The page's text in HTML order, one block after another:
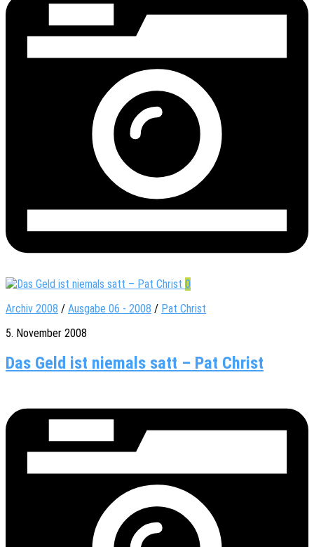
0
Archiv 2008 / Ausgabe 06 - 2008 / Pat Christ
5. November 2008
Das Geld ist niemals satt – Pat Christ